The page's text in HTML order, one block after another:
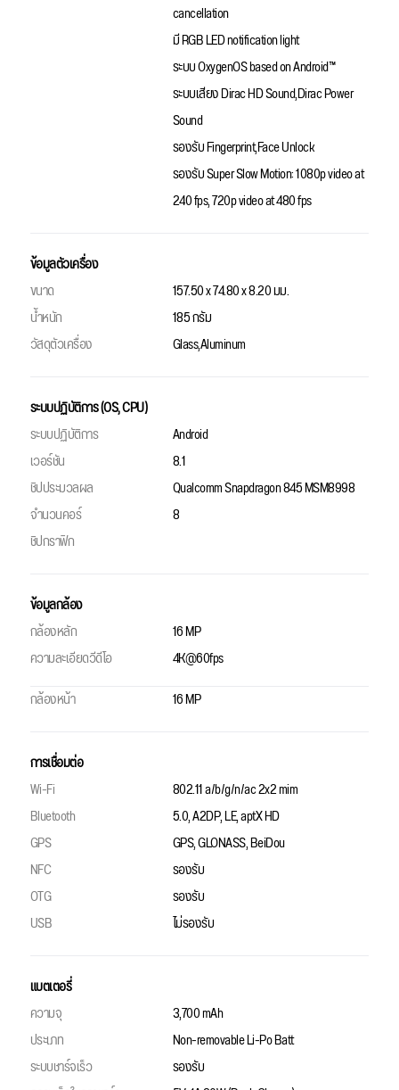
cancellation
มี RGB LED notification light
ระบบ OxygenOS based on Android™
ระบบเสียง Dirac HD Sound,Dirac Power
Sound
รองรับ Fingerprint,Face Unlock
รองรับ Super Slow Motion: 1080p video at
240 fps, 720p video at 480 fps
ข้อมูลตัวเครื่อง
ขนาด
157.50 x 74.80 x 8.20 มม.
น้ำหนัก
185 กรัม
วัสดุตัวเครื่อง
Glass,Aluminum
ระบบปฏิบัติการ (OS, CPU)
ระบบปฏิบัติการ
Android
เวอร์ชัน
8.1
ชิปประมวลผล
Qualcomm Snapdragon 845 MSM8998
จำนวนคอร์
8
ชิปกราฟิก
ข้อมูลกล้อง
กล้องหลัก
16 MP
ความละเอียดวีดีโอ
4K@60fps
กล้องหน้า
16 MP
การเชื่อมต่อ
Wi-Fi
802.11 a/b/g/n/ac 2x2 mim
Bluetooth
5.0, A2DP, LE, aptX HD
GPS
GPS, GLONASS, BeiDou
NFC
รองรับ
OTG
รองรับ
USB
ไม่รองรับ
แบตเตอรี่
ความจุ
3,700 mAh
ประเภท
Non-removable Li-Po Batt
ระบบชาร์จเร็ว
รองรับ